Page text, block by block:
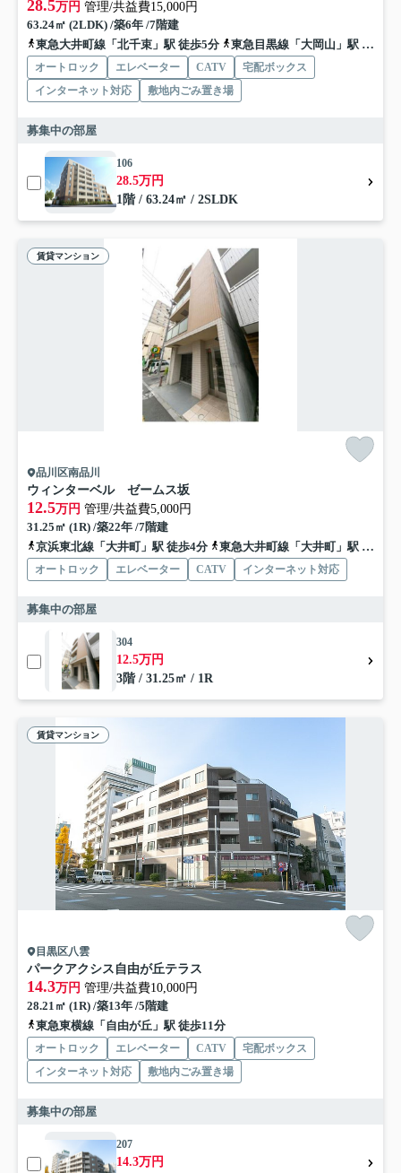
28.5万円 管理/共益費15,000円
63.24㎡ (2LDK) /築6年 /7階建
東急大井町線「北千束」駅 徒歩5分
東急目黒線「大岡山」駅 徒歩12分
オートロック エレベーター CATV
宅配ボックス
インターネット対応
敷地内ごみ置き場
募集中の部屋
106
28.5万円
1階 / 63.24㎡ / 2SLDK
賃貸マンション
品川区南品川
ウィンターベル ゼームス坂
12.5万円 管理/共益費5,000円
31.25㎡ (1R) /築22年 /7階建
京浜東北線「大井町」駅 徒歩4分
東急大井町線「大井町」駅 徒歩4分
オートロック エレベーター CATV インターネット対応
募集中の部屋
304
12.5万円
3階 / 31.25㎡ / 1R
賃貸マンション
目黒区八雲
パークアクシス自由が丘テラス
14.3万円 管理/共益費10,000円
28.21㎡ (1R) /築13年 /5階建
東急東横線「自由が丘」駅 徒歩11分
オートロック エレベーター CATV
宅配ボックス
インターネット対応
敷地内ごみ置き場
募集中の部屋
207
14.3万円